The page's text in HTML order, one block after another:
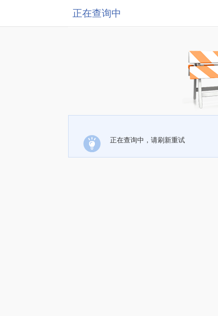
正在查询中
正在查询中，请刷新重试